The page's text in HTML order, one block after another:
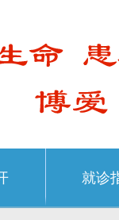
就诊